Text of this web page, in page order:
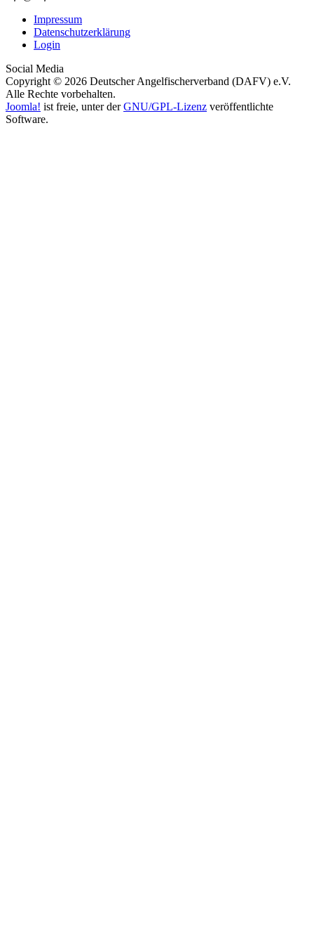
Impressum
Datenschutzerklärung
Login
Social Media
Copyright © 2026 Deutscher Angelfischerverband (DAFV) e.V.
Alle Rechte vorbehalten.
Joomla! ist freie, unter derGNU/GPL-Lizenz veröffentlichte
Software.